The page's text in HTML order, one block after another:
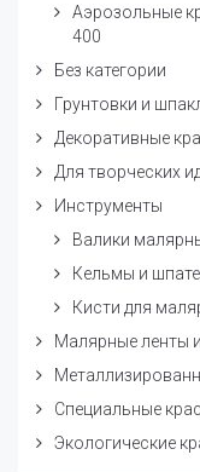
Аэрозольные
400
Без категории
Грунтовки и
Декоративные
Для творческих
Инструменты
Валики
Кельмы и
Кисти для
Малярные ленты
Специальные
Экологические